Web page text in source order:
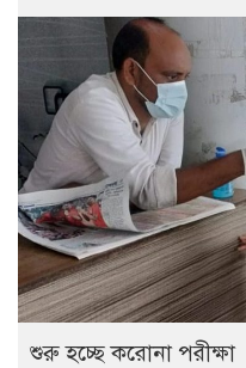
শুরু হচ্ছে করোনা পরীক্ষা